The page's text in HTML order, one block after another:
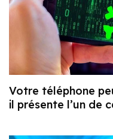
Votre téléphone
il présente l’un de